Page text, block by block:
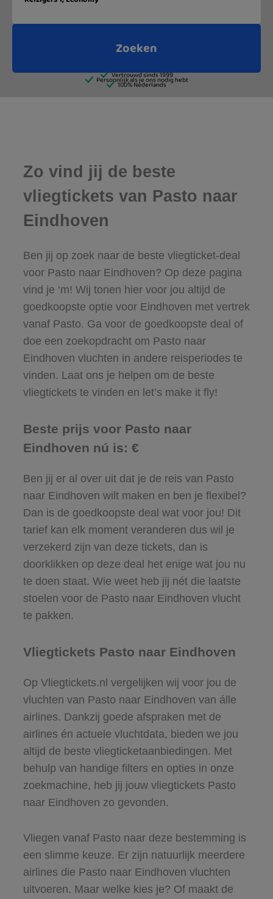
Zo vind jij de beste
vliegtickets van Pasto naar
Eindhoven
Ben jij op zoek naar de beste vliegticket-deal
voor Pasto naar Eindhoven? Op deze pagina
vind je ‘m! Wij tonen hier voor jou altijd de
goedkoopste optie voor Eindhoven met vertrek
vanaf Pasto. Ga voor de goedkoopste deal of
doe een zoekopdracht om Pasto naar
Eindhoven vluchten in andere reisperiodes te
vinden. Laat ons je helpen om de beste
vliegtickets te vinden en let’s make it fly!
Beste prijs voor Pasto naar
Eindhoven nú is: €
Ben jij er al over uit dat je de reis van Pasto
naar Eindhoven wilt maken en ben je flexibel?
Dan is de goedkoopste deal wat voor jou! Dit
tarief kan elk moment veranderen dus wil je
verzekerd zijn van deze tickets, dan is
doorklikken op deze deal het enige wat jou nu
te doen staat. Wie weet heb jij nét die laatste
stoelen voor de Pasto naar Eindhoven vlucht
te pakken.
Vliegtickets Pasto naar Eindhoven
Op Vliegtickets.nl vergelijken wij voor jou de
vluchten van Pasto naar Eindhoven van álle
airlines. Dankzij goede afspraken met de
airlines én actuele vluchtdata, bieden we jou
altijd de beste vliegticketaanbiedingen. Met
behulp van handige filters en opties in onze
zoekmachine, heb jij jouw vliegtickets Pasto
naar Eindhoven zo gevonden.
Vliegen vanaf Pasto naar deze bestemming is
een slimme keuze. Er zijn natuurlijk meerdere
airlines die Pasto naar Eindhoven vluchten
uitvoeren. Maar welke kies je? Of maakt de